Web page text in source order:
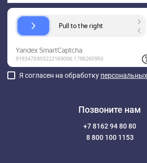
Я согласен на обработку
Позвоните нам
+7 8162 94 80 80
8 800 100 1153